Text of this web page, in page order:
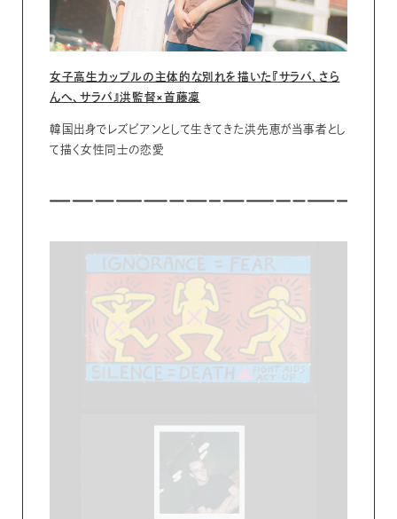
女子高生カップルの主体的な別れを描いた『サラバ、さら
んへ、サラバ』洪監督×首藤凜
韓国出身でレズビアンとして生きてきた洪先恵が当事者とし
て描く女性同士の恋愛